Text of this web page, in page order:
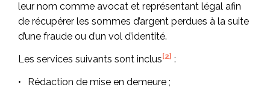
leur nom comme avocat et représentant légal afin
de récupérer les sommes d’argent perdues à la suite
d’une fraude ou d’un vol d’identité.
Les services suivants sont inclus [2] :
Rédaction de mise en demeure ;